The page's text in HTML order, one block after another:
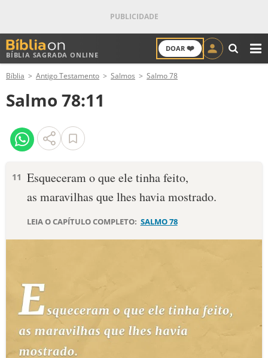
BÍBLIA SAGRADA ONLINE
DOAR ❤️
ANTIGO TESTAMENTO
NOVO TESTAMENTO
VERSÍCULOS
PALAVRA DO DIA
DEVOCIONAL DIÁRIO
10 MANDAMENTOS
ESTUDOS BÍBLICOS
ESBOÇOS DE PREGAÇÃO
Bíblia Antigo Testamento Salmos Salmo 78
Salmo 78:11
11 Esqueceram o que ele tinha feito,
as maravilhas que lhes havia mostrado.
LEIA O CAPÍTULO COMPLETO: SALMO 78